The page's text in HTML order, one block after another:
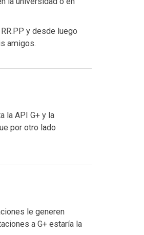
y desde luego
amigos.
la API G+ y la
por otro lado
le generen
a G+ estaría la